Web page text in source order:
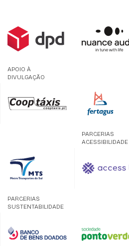
APOIO À
DIVULGAÇÃO
PARCERIAS
ACESSIBILIDADE
PARCERIAS
SUSTENTABILIDADE